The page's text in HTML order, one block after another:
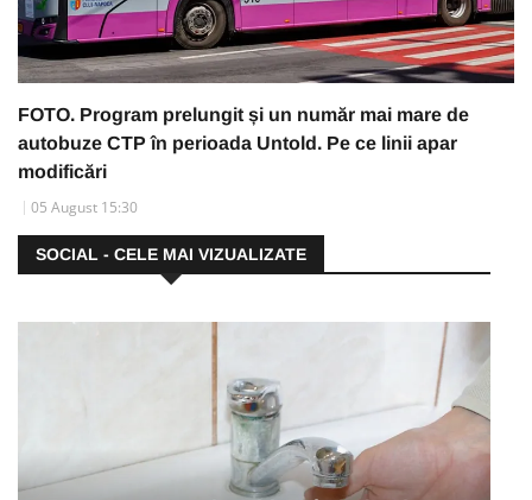
FOTO. Program prelungit și un număr mai mare de
autobuze CTP în perioada Untold. Pe ce linii apar
modificări
05 August 15:30
SOCIAL - CELE MAI VIZUALIZATE